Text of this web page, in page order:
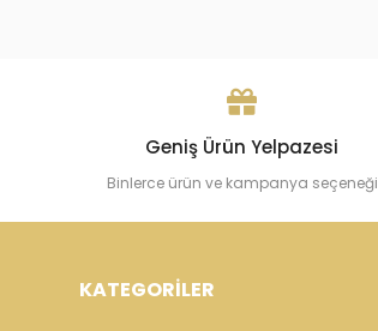
Geniş Ürün Yelpazesi
Binlerce ürün ve kampanya seçeneği
KATEGORİLER